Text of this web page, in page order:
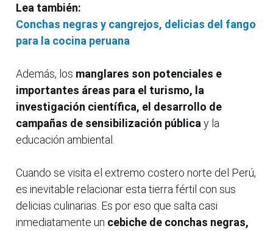
Lea también:
Conchas negras y cangrejos, delicias del fango
para la cocina peruana
Además, los manglares son potenciales e
importantes áreas para el turismo, la
investigación científica, el desarrollo de
campañas de sensibilización pública y la
educación ambiental.
Cuando se visita el extremo costero norte del Perú,
es inevitable relacionar esta tierra fértil con sus
delicias culinarias. Es por eso que salta casi
inmediatamente un cebiche de conchas negras,